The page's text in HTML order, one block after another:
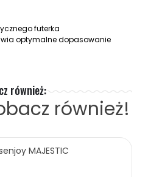
futerka
optymalne dopasowanie
również:
również!
MAJESTIC